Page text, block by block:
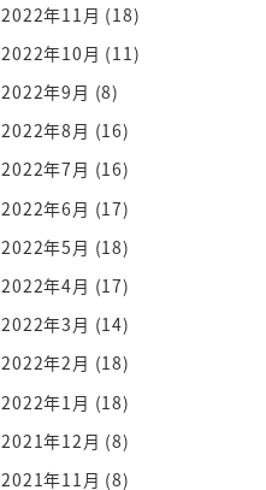
2022年11月 (18)
2022年10月 (11)
2022年9月 (8)
2022年8月 (16)
2022年7月 (16)
2022年6月 (17)
2022年5月 (18)
2022年4月 (17)
2022年3月 (14)
2022年2月 (18)
2022年1月 (18)
2021年12月 (8)
2021年11月 (8)